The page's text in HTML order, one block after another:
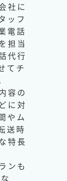
社に
ッフ
電話
担当
代行
てチ
容の
に対
やム
送時
特長
ンも